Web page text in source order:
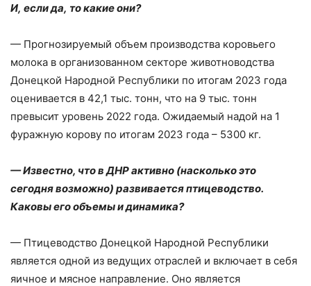
И, если да, то какие они?
— Прогнозируемый объем производства коровьего
молока в организованном секторе животноводства
Донецкой Народной Республики по итогам 2023 года
оценивается в 42,1 тыс. тонн, что на 9 тыс. тонн
превысит уровень 2022 года. Ожидаемый надой на 1
фуражную корову по итогам 2023 года – ​5300 кг.
— Известно, что в ДНР активно (насколько это
сегодня возможно) развивается птицеводство.
Каковы его объемы и динамика?
— Птицеводство Донецкой Народной Республики
является одной из ведущих отраслей и включает в себя
яичное и мясное направление. Оно является